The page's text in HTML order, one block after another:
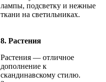
лампы, подсветку и нежные
ткани на светильниках.
8. Растения
Растения — отличное
дополнение к
скандинавскому стилю.